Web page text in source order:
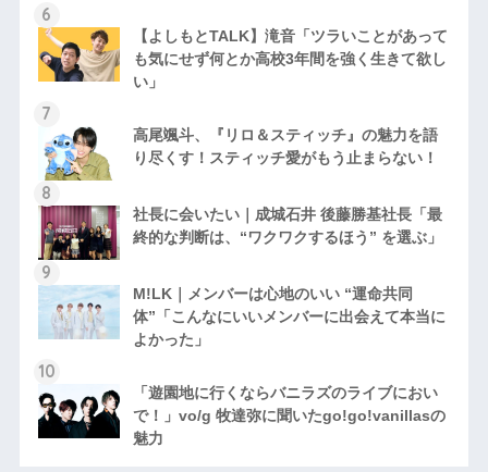
【よしもとTALK】滝音「ツラいことがあって
も気にせず何とか高校3年間を強く生きて欲し
い」
高尾颯斗、『リロ＆スティッチ』の魅力を語
り尽くす！スティッチ愛がもう止まらない！
社長に会いたい｜成城石井 後藤勝基社長「最
終的な判断は、“ワクワクするほう” を選ぶ」
M!LK｜メンバーは心地のいい “運命共同
体”「こんなにいいメンバーに出会えて本当に
よかった」
「遊園地に行くならバニラズのライブにおい
で！」vo/g 牧達弥に聞いたgo!go!vanillasの
魅力